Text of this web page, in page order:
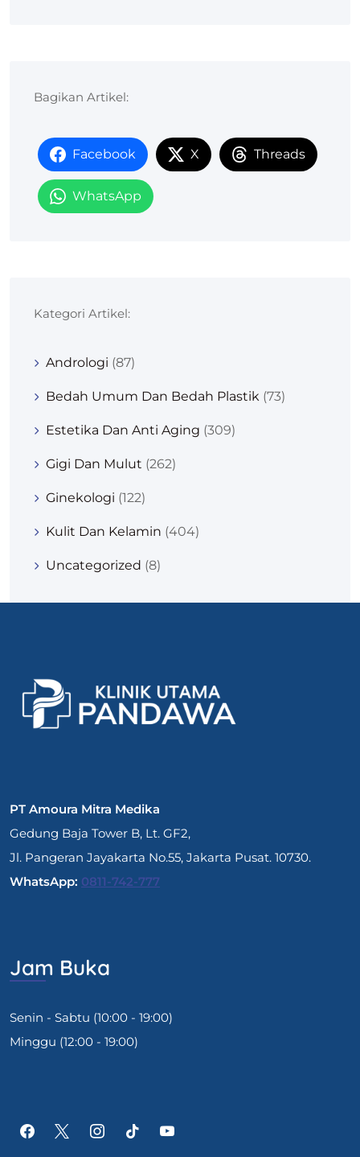
Bagikan Artikel:
Facebook X Threads
WhatsApp
Kategori Artikel:
Andrologi (87)
Bedah Umum Dan Bedah Plastik (73)
Estetika Dan Anti Aging (309)
Gigi Dan Mulut (262)
Ginekologi (122)
Kulit Dan Kelamin (404)
Uncategorized (8)
PT Amoura Mitra Medika
Gedung Baja Tower B, Lt. GF2,
Jl. Pangeran Jayakarta No.55, Jakarta Pusat. 10730.
WhatsApp: 0811-742-777
Jam Buka
Senin - Sabtu (10:00 - 19:00)
Minggu (12:00 - 19:00)